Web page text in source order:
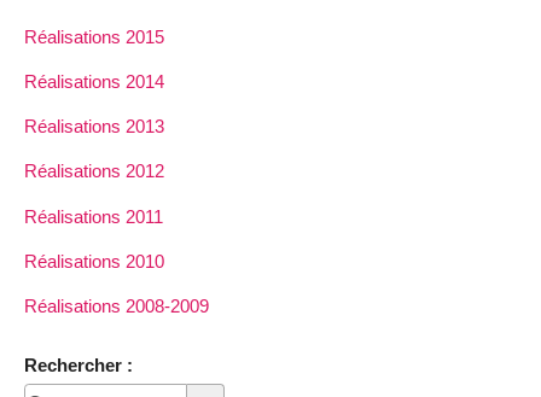
Réalisations 2015
Réalisations 2014
Réalisations 2013
Réalisations 2012
Réalisations 2011
Réalisations 2010
Réalisations 2008-2009
Rechercher :